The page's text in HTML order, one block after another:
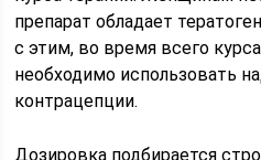
препарат обладает
с этим, во время всего
необходимо использовать
контрацепции.
Дозировка подбирается